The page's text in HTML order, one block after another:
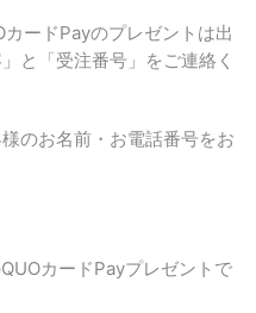
ードPayのプレゼントは出
と「受注番号」をご連絡く
のお名前・お電話番号をお
カードPayプレゼントで